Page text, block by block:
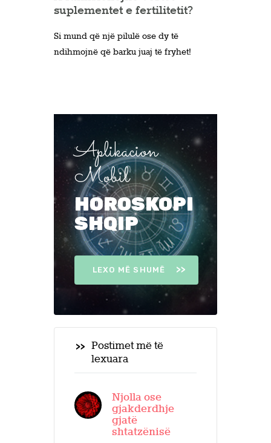
suplementet e fertilitetit?
Si mund që një pilulë ose dy të
ndihmojnë që barku juaj të fryhet!
Aplikacion
Mobil
HOROSKOPI
SHQIP
LEXO MË SHUMË
Postimet më të
lexuara
Njolla ose
gjakderdhje
gjatë
shtatzënisë